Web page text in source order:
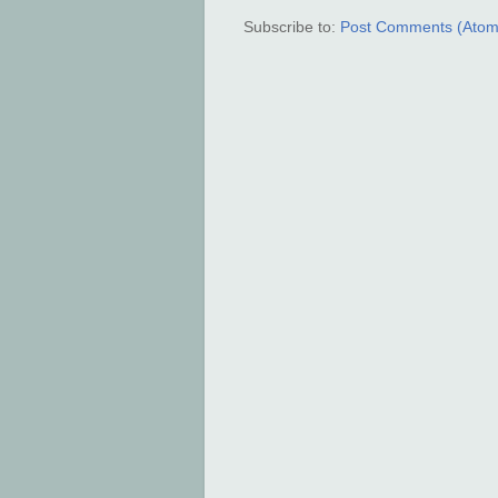
Subscribe to: Post Comments